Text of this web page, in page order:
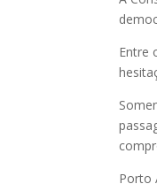
Entre
Porto